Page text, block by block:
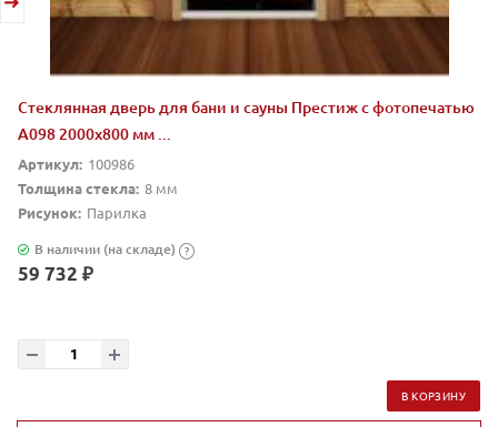
Стеклянная дверь для бани и сауны Престиж с фотопечатью
А098 2000x800 мм ...
Артикул: 100986
Толщина стекла: 8 мм
Рисунок: Парилка
В наличии (на складе) ?
59 732 ₽
В КОРЗИНУ